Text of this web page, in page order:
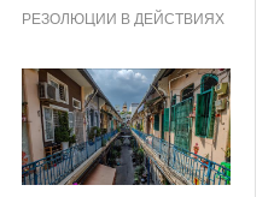
РЕЗОЛЮЦИИ В ДЕЙСТВИЯХ